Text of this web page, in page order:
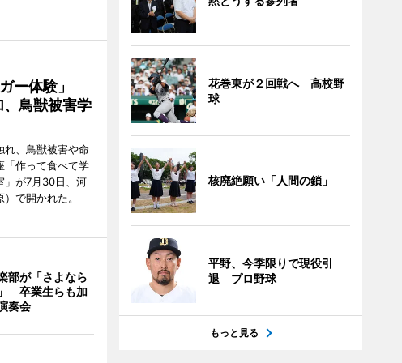
ー体験」
鳥獣被害学
れ、鳥獣被害や命
「作って食べて学
」が7月30日、河
で開かれた。
部が「さよなら
卒業生らも加
奏会
花巻東が２回戦へ 高校野
球
核廃絶願い「人間の鎖」
平野、今季限りで現役引
退 プロ野球
もっと見る